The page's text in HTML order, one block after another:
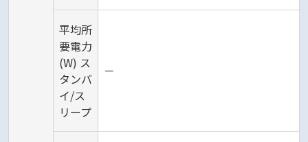
平均所
要電力
(W) ス
タンバ
イ/ス
リープ
－